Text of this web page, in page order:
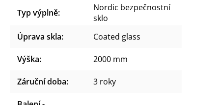
Typ výplně:
Nordic bezpečnostní
sklo
Úprava skla: Coated glass
Výška: 2000 mm
Záruční doba: 3 roky